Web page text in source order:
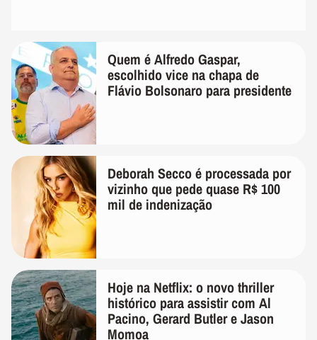
Quem é Alfredo Gaspar,
escolhido vice na chapa de
Flávio Bolsonaro para presidente
Deborah Secco é processada por
vizinho que pede quase R$ 100
mil de indenização
Hoje na Netflix: o novo thriller
histórico para assistir com Al
Pacino, Gerard Butler e Jason
Momoa